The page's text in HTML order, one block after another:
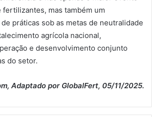
fertilizantes, mas também um
práticas sob as metas de neutralidade
agrícola nacional,
e desenvolvimento conjunto
do setor.
Adaptado por GlobalFert, 05/11/2025.